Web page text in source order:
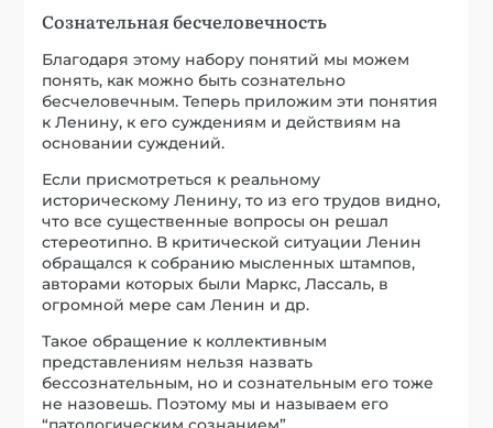
Сознательная бесчеловечность
Благодаря этому набору понятий мы можем
понять, как можно быть сознательно
бесчеловечным. Теперь приложим эти понятия
к Ленину, к его суждениям и действиям на
основании суждений.
Если присмотреться к реальному
историческому Ленину, то из его трудов видно,
что все существенные вопросы он решал
стереотипно. В критической ситуации Ленин
обращался к собранию мысленных штампов,
авторами которых были Маркс, Лассаль, в
огромной мере сам Ленин и др.
Такое обращение к коллективным
представлениям нельзя назвать
бессознательным, но и сознательным его тоже
не назовешь. Поэтому мы и называем его